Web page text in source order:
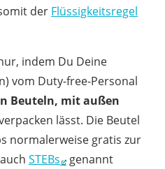
der Flüssigkeitsregel
indem Du Deine
vom Duty-free-Personal
Beuteln, mit außen
lässt. Die Beutel
normalerweise gratis zur
STEBs
genannt